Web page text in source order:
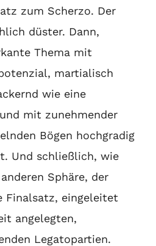
zum Scherzo. Der
düster. Dann,
Thema mit
martialisch
wie eine
mit zunehmender
Bögen hochgradig
Und schließlich, wie
Sphäre, der
Finalsatz, eingeleitet
angelegten,
Legatopartien.